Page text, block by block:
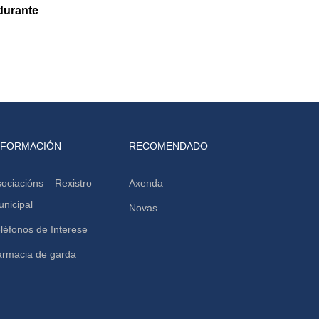
– Rexistro
de Interese
de garda
RECOMENDADO
Axenda
Novas